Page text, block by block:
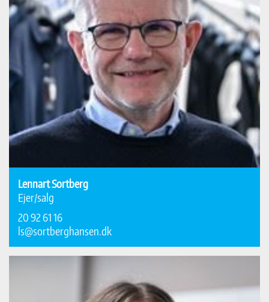
Lennart Sortberg
Ejer/salg
20 92 61 16
ls@sortberghansen.dk